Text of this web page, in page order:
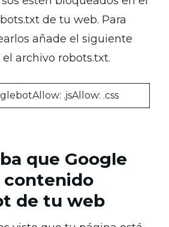
de tu web. Para
añade el siguiente
archivo robots.txt.
.jsAllow: .css
que Google
contenido
de tu web